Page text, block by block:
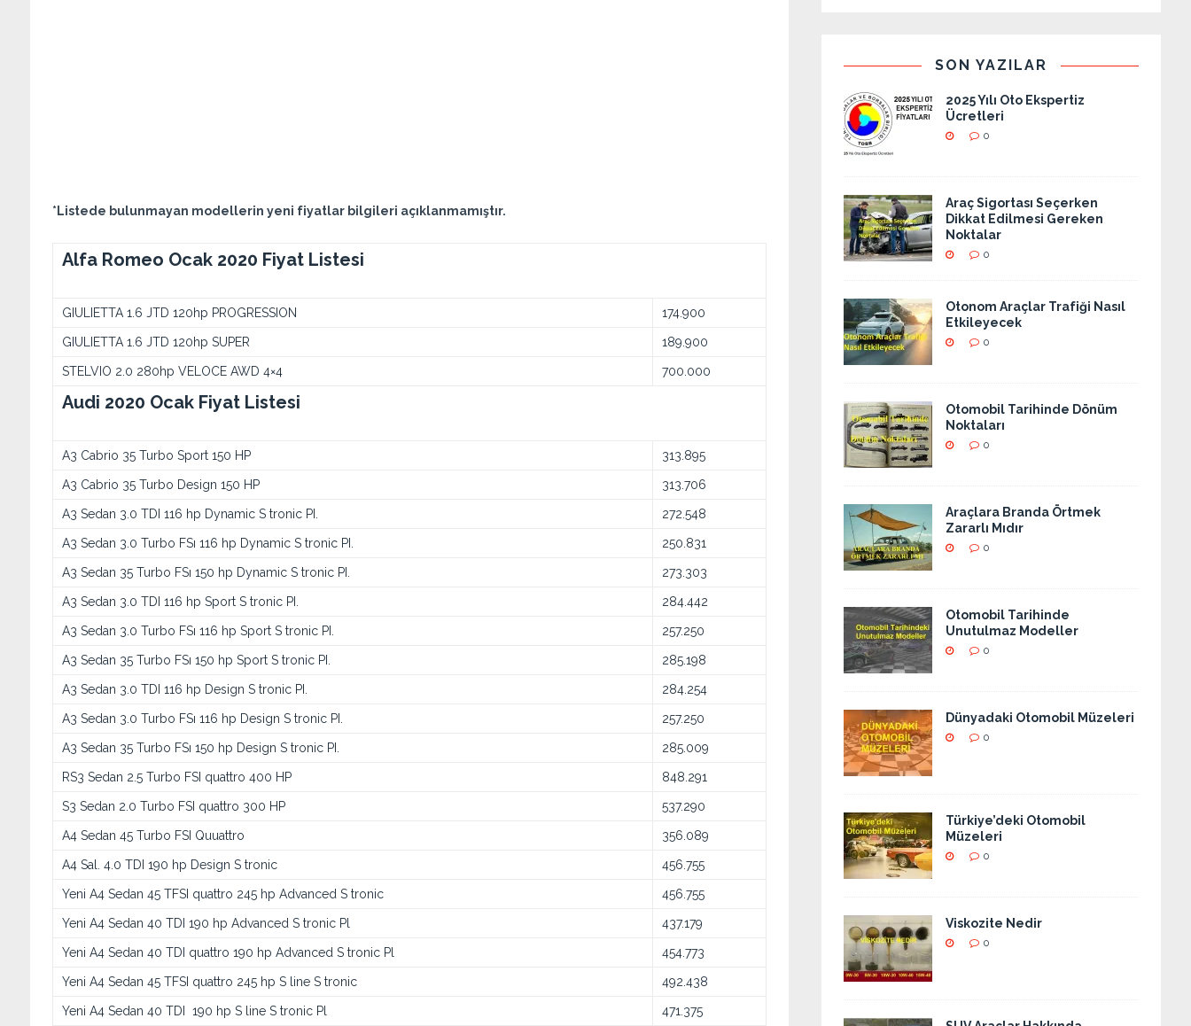
*Listede bulunmayan modellerin yeni fiyatlar bilgileri açıklanmamıştır.
Alfa Romeo Ocak 2020 Fiyat Listesi
GIULIETTA 1.6 JTD 120hp PROGRESSION 174.900
GIULIETTA 1.6 JTD 120hp SUPER 189.900
STELVIO 2.0 280hp VELOCE AWD 4×4 700.000
Audi 2020 Ocak Fiyat Listesi
A3 Cabrio 35 Turbo Sport 150 HP 313.895
A3 Cabrio 35 Turbo Design 150 HP 313.706
A3 Sedan 3.0 TDI 116 hp Dynamic S tronic PI. 272.548
A3 Sedan 3.0 Turbo FSı 116 hp Dynamic S tronic PI. 250.831
A3 Sedan 35 Turbo FSı 150 hp Dynamic S tronic PI. 273.303
A3 Sedan 3.0 TDI 116 hp Sport S tronic PI. 284.442
A3 Sedan 3.0 Turbo FSı 116 hp Sport S tronic PI. 257.250
A3 Sedan 35 Turbo FSı 150 hp Sport S tronic PI. 285.198
A3 Sedan 3.0 TDI 116 hp Design S tronic PI. 284.254
A3 Sedan 3.0 Turbo FSı 116 hp Design S tronic PI. 257.250
A3 Sedan 35 Turbo FSı 150 hp Design S tronic PI. 285.009
RS3 Sedan 2.5 Turbo FSI quattro 400 HP 848.291
S3 Sedan 2.0 Turbo FSI quattro 300 HP 537.290
A4 Sedan 45 Turbo FSI Quuattro 356.089
A4 Sal. 4.0 TDI 190 hp Design S tronic 456.755
Yeni A4 Sedan 45 TFSI quattro 245 hp Advanced S tronic 456.755
Yeni A4 Sedan 40 TDI 190 hp Advanced S tronic Pl 437.179
Yeni A4 Sedan 40 TDI quattro 190 hp Advanced S tronic Pl 454.773
Yeni A4 Sedan 45 TFSI quattro 245 hp S line S tronic 492.438
Yeni A4 Sedan 40 TDI 190 hp S line S tronic Pl 471.375
SON YAZILAR
2025 Yılı Oto Ekspertiz
Ücretleri
0
Araç Sigortası Seçerken
Dikkat Edilmesi Gereken
Noktalar
0
Otonom Araçlar Trafiği Nasıl
Etkileyecek
0
Otomobil Tarihinde Dönüm
Noktaları
0
Araçlara Branda Örtmek
Zararlı Mıdır
0
Otomobil Tarihinde
Unutulmaz Modeller
0
Dünyadaki Otomobil Müzeleri
0
Türkiye’deki Otomobil
Müzeleri
0
Viskozite Nedir
0